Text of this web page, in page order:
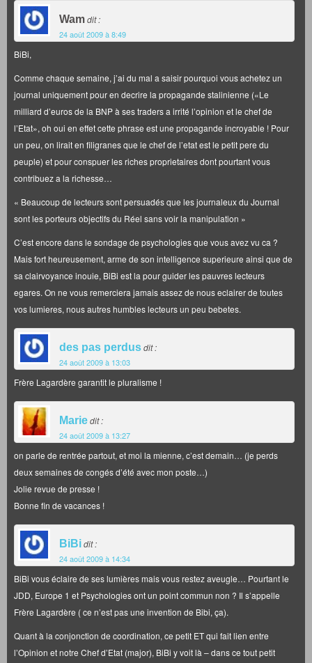
Wamdit :
24 août 2009 à 8:49
BiBi,
Comme chaque semaine, j’ai du mal a saisir pourquoi vous achetez un
journal uniquement pour en decrire la propagande stalinienne («Le
milliard d’euros de la BNP à ses traders a irrité l’opinion et le chef de
l’Etat», oh oui en effet cette phrase est une propagande incroyable ! Pour
un peu, on lirait en filigranes que le chef de l’etat est le petit pere du
peuple) et pour conspuer les riches proprietaires dont pourtant vous
contribuez a la richesse…
« Beaucoup de lecteurs sont persuadés que les journaleux du Journal
sont les porteurs objectifs du Réel sans voir la manipulation »
C’est encore dans le sondage de psychologies que vous avez vu ca ?
Mais fort heureusement, arme de son intelligence superieure ainsi que de
sa clairvoyance inouie, BiBi est la pour guider les pauvres lecteurs
egares. On ne vous remerciera jamais assez de nous eclairer de toutes
vos lumieres, nous autres humbles lecteurs un peu bebetes.
des pas perdusdit :
24 août 2009 à 13:03
Frère Lagardère garantit le pluralisme !
Mariedit :
24 août 2009 à 13:27
on parle de rentrée partout, et moi la mienne, c’est demain… (je perds
deux semaines de congés d’été avec mon poste…)
Jolie revue de presse !
Bonne fin de vacances !
BiBidit :
24 août 2009 à 14:34
BiBi vous éclaire de ses lumières mais vous restez aveugle… Pourtant le
JDD, Europe 1 et Psychologies ont un point commun non ? Il s’appelle
Frère Lagardère ( ce n’est pas une invention de Bibi, ça).
Quant à la conjonction de coordination, ce petit ET qui fait lien entre
l’Opinion et notre Chef d’Etat (major), BiBi y voit là – dans ce tout petit